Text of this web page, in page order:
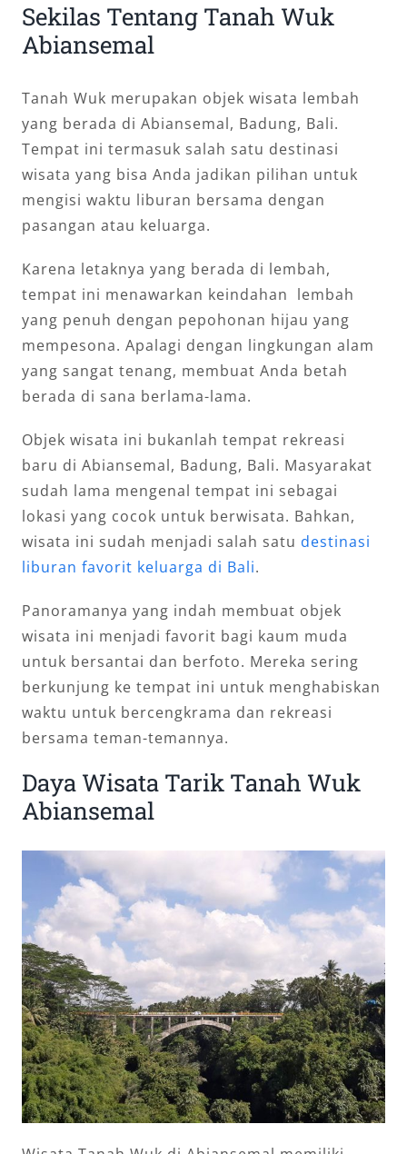
Sekilas Tentang Tanah Wuk
Abiansemal
Tanah Wuk merupakan objek wisata lembah
yang berada di Abiansemal, Badung, Bali.
Tempat ini termasuk salah satu destinasi
wisata yang bisa Anda jadikan pilihan untuk
mengisi waktu liburan bersama dengan
pasangan atau keluarga.
Karena letaknya yang berada di lembah,
tempat ini menawarkan keindahan lembah
yang penuh dengan pepohonan hijau yang
mempesona. Apalagi dengan lingkungan alam
yang sangat tenang, membuat Anda betah
berada di sana berlama-lama.
Objek wisata ini bukanlah tempat rekreasi
baru di Abiansemal, Badung, Bali. Masyarakat
sudah lama mengenal tempat ini sebagai
lokasi yang cocok untuk berwisata. Bahkan,
wisata ini sudah menjadi salah satu destinasi
liburan favorit keluarga di Bali.
Panoramanya yang indah membuat objek
wisata ini menjadi favorit bagi kaum muda
untuk bersantai dan berfoto. Mereka sering
berkunjung ke tempat ini untuk menghabiskan
waktu untuk bercengkrama dan rekreasi
bersama teman-temannya.
Daya Wisata Tarik Tanah Wuk
Abiansemal